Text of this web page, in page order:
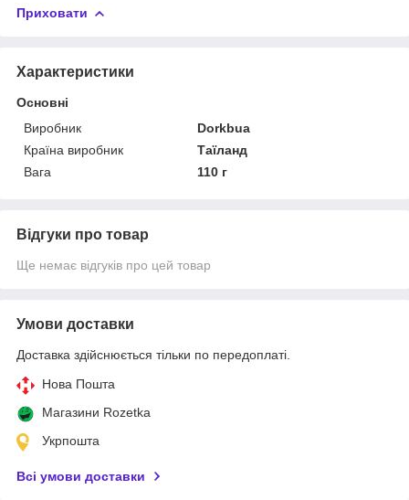
Приховати
Характеристики
Основні
Виробник
Dorkbua
Країна виробник
Таїланд
Вага
110 г
Відгуки про товар
Ще немає відгуків про цей товар
Умови доставки
Доставка здійснюється тільки по передоплаті.
Нова Пошта
Магазини Rozetka
Укрпошта
Всі умови доставки